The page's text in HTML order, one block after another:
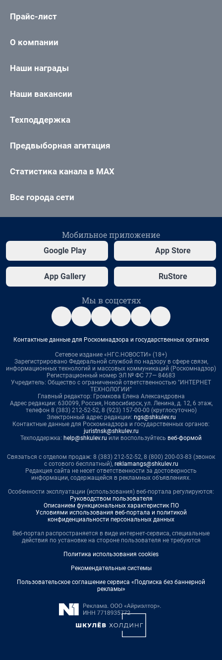
Прайс-лист
О компании
Наши награды
Наши вакансии
Техподдержка
Предвыборная агитация
Статистика канала в MAX
Все города сети
Мобильное приложение
Google Play App Store
App Gallery RuStore
Мы в соцсетях
Контактные данные для Роскомнадзора и государственных органов
Сетевое издание «НГС.НОВОСТИ» (18+)
Зарегистрировано Федеральной службой по надзору в сфере связи,
информационных технологий и массовых коммуникаций (Роскомнадзор)
Регистрационный номер ЭЛ № ФС 77— 84683
Учредитель: Общество с ограниченной ответственностью "ИНТЕРНЕТ
ТЕХНОЛОГИИ"
Главный редактор: Громкова Елена Александровна
Адрес редакции: 630099, Россия, Новосибирск, ул. Ленина, д. 12, 6 этаж,
телефон 8 (383) 212-52-52, 8 (923) 157-00-00 (круглосуточно)
Электронный адрес редакции: ngs@shkulev.ru
Контактные данные для Роскомнадзора и государственных органов:
juristnsk@shkulev.ru
Техподдержка: help@shkulev.ru или воспользуйтесь веб-формой
Связаться с отделом продаж: 8 (383) 212-52-52, 8 (800) 200-03-83 (звонок
с сотового бесплатный), reklamangs@shkulev.ru
Редакция сайта не несет ответственности за достоверность
информации, содержащейся в рекламных объявлениях.
Особенности эксплуатации (использования) веб-портала регулируются:
Руководством пользователя
Описанием функциональных характеристик ПО
Условиями использования веб-портала и политикой
конфиденциальности персональных данных
Веб-портал распространяется в виде интернет-сервиса, специальные
действия по установке на стороне пользователя не требуются
Политика использования cookies
Рекомендательные системы
Пользовательское соглашение сервиса «Подписка без баннерной
рекламы»